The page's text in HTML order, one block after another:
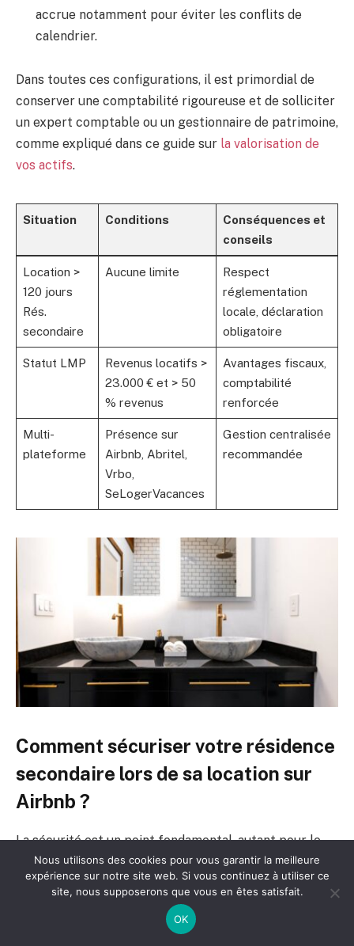
accrue notamment pour éviter les conflits de
calendrier.
Dans toutes ces configurations, il est primordial de
conserver une comptabilité rigoureuse et de solliciter
un expert comptable ou un gestionnaire de patrimoine,
comme expliqué dans ce guide sur la valorisation de
vos actifs.
Situation Conditions
Conséquences et
conseils
Location >
120 jours
Rés.
secondaire
Aucune limite
Respect
réglementation
locale, déclaration
obligatoire
Statut LMP
Revenus locatifs >
23.000 € et > 50
% revenus
Avantages fiscaux,
comptabilité
renforcée
Multi-
plateforme
Présence sur
Airbnb, Abritel,
Vrbo,
SeLogerVacances
Gestion centralisée
recommandée
Comment sécuriser votre résidence
secondaire lors de sa location sur
Airbnb ?
La sécurité est un point fondamental, autant pour le
propriétaire que pour les locataires. Protéger votre
logement et ses occupants renforcera votre
tranquillité d’esprit et préservera la réputation de
Nous utilisons des cookies pour vous garantir la meilleure
expérience sur notre site web. Si vous continuez à utiliser ce
site, nous supposerons que vous en êtes satisfait.
OK